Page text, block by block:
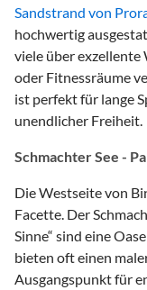
Sandstrand von
hochwertig
viele über exzellente
oder Fitnessräume
ist perfekt für lange
unendlicher Freiheit.
Schmachter See -
Die Westseite von
Facette. Der
Sinne“ sind eine
bieten oft einen
Ausgangspunkt für